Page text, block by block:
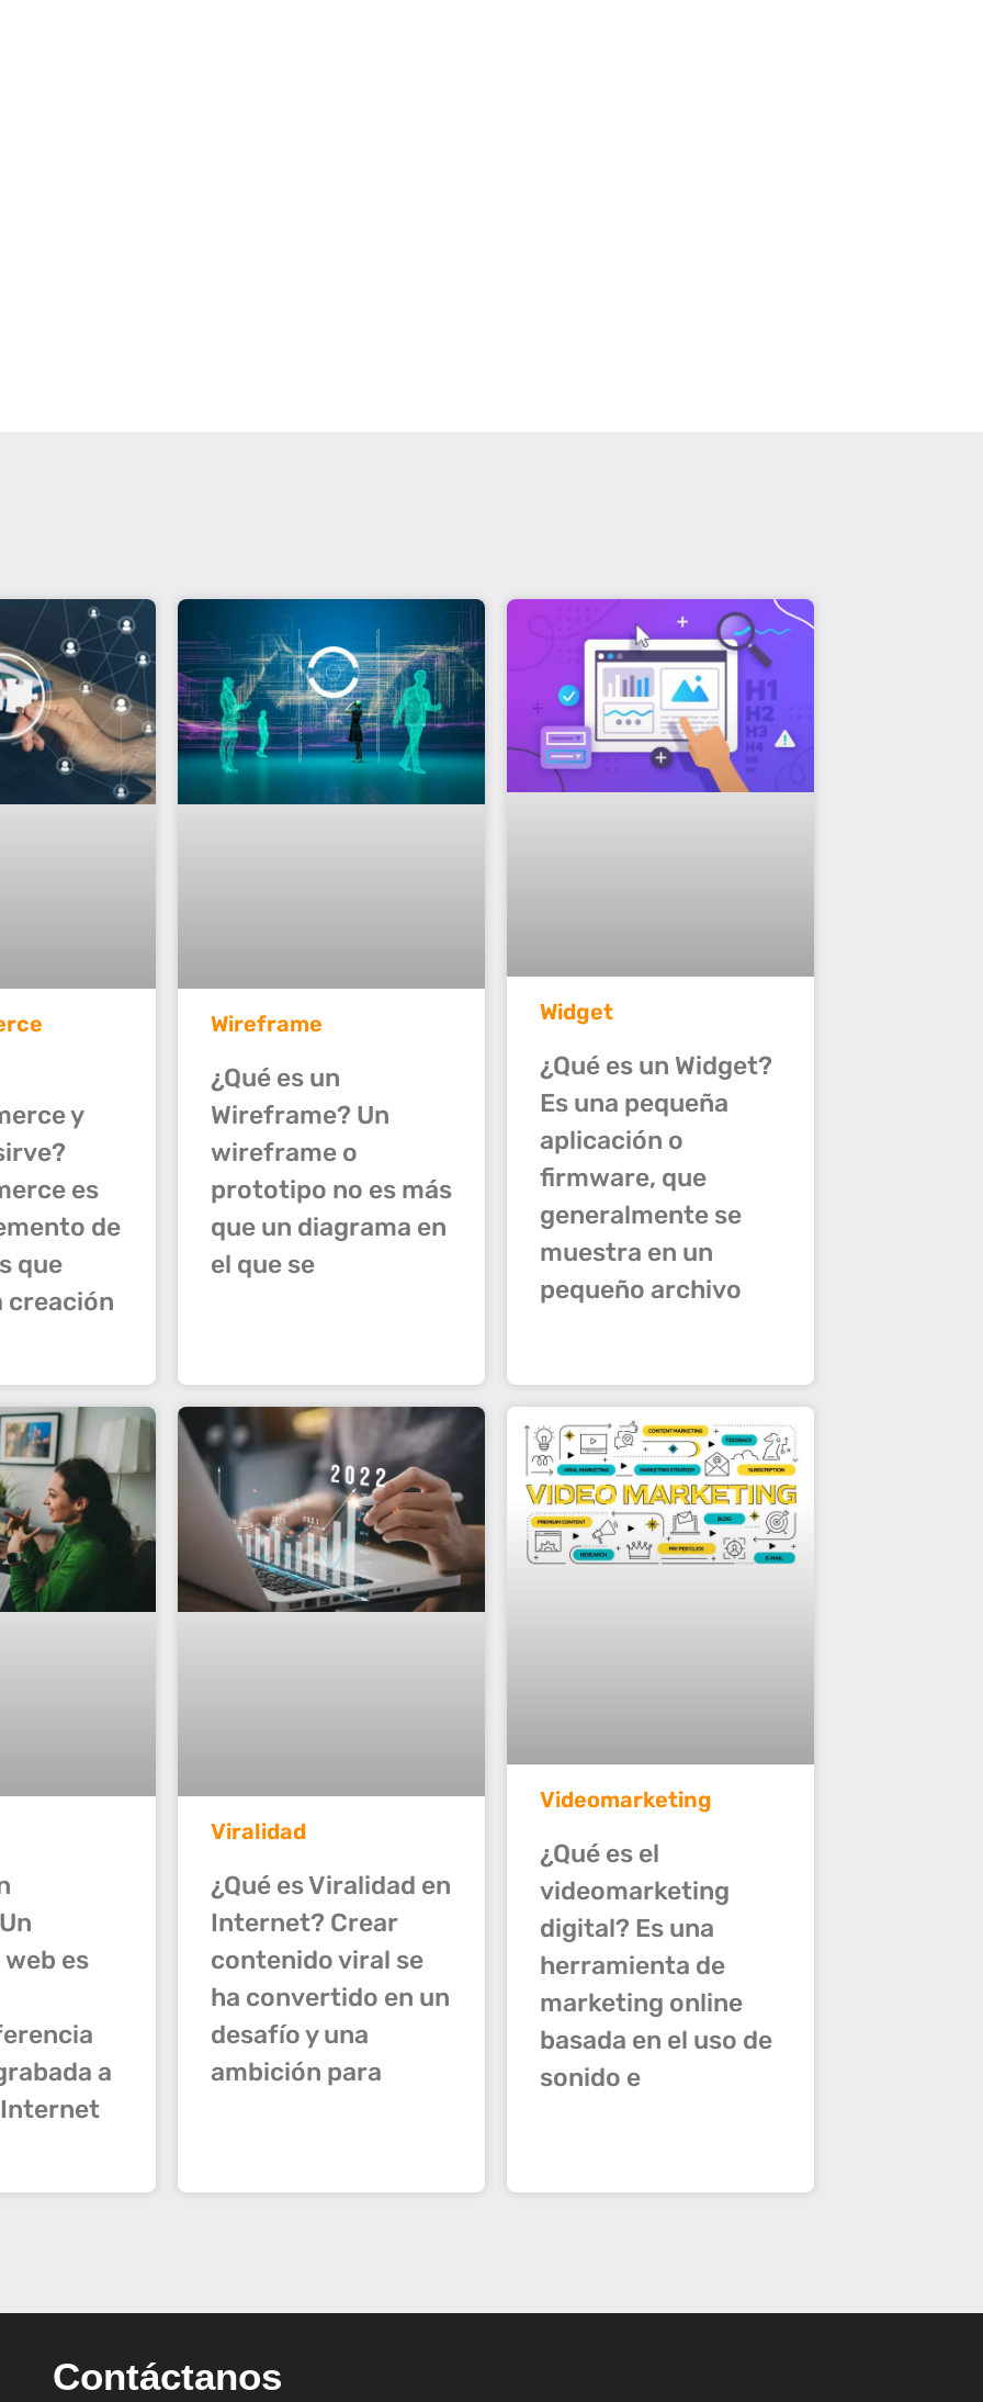
y
es
de
que
creación
Wireframe
¿Qué es un
Wireframe? Un
wireframe o
prototipo no es más
que un diagrama en
el que se
Widget
¿Qué es un Widget?
Es una pequeña
aplicación o
firmware, que
generalmente se
muestra en un
pequeño archivo
es
a
Viralidad
¿Qué es Viralidad en
Internet? Crear
contenido viral se
ha convertido en un
desafío y una
ambición para
Videomarketing
¿Qué es el
videomarketing
digital? Es una
herramienta de
marketing online
basada en el uso de
sonido e
Contáctanos